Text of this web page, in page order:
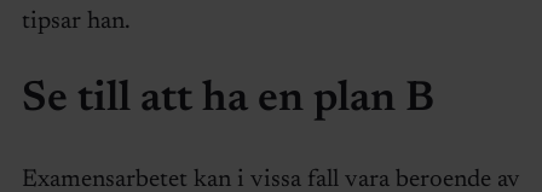
tipsar han.
Se till att ha en plan B
Examensarbetet kan i vissa fall vara beroende av